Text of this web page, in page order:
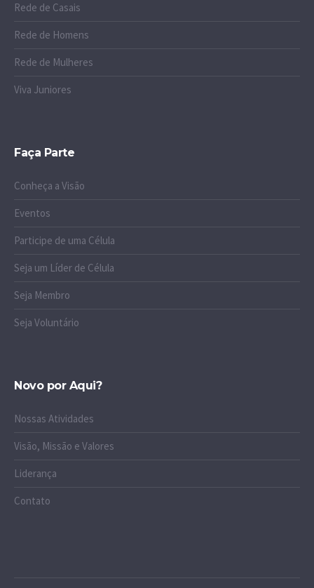
Rede de Casais
Rede de Homens
Rede de Mulheres
Viva Juniores
Faça Parte
Conheça a Visão
Eventos
Participe de uma Célula
Seja um Líder de Célula
Seja Membro
Seja Voluntário
Novo por Aqui?
Nossas Atividades
Visão, Missão e Valores
Liderança
Contato